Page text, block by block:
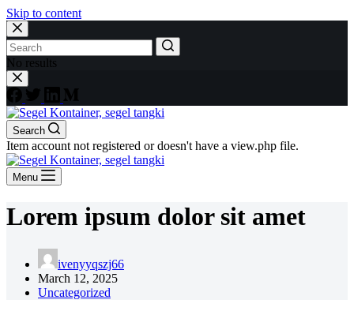
Skip to content
No results
Search
Item account not registered or doesn't have a view.php file.
Menu
Lorem ipsum dolor sit amet
ivenyyqszj66
March 12, 2025
Uncategorized